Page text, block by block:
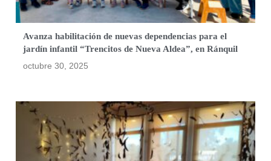
Avanza habilitación de nuevas dependencias para el
jardín infantil “Trencitos de Nueva Aldea”, en Ránquil
octubre 30, 2025